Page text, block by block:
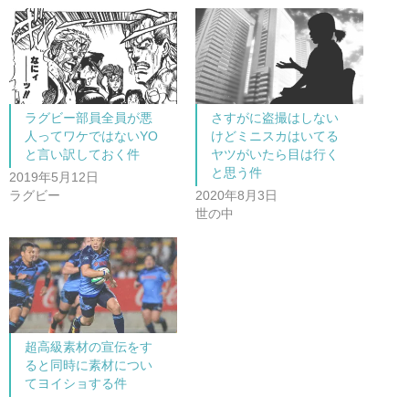
て
T
w
i
t
t
で
共
有
新
し
い
ウ
ィ
ン
開
き
ま
す
)
o
o
k
で
共
有
す
る
に
は
ク
リ
ッ
ク
し
て
く
新
し
い
ウ
ィ
ン
ド
ウ
で
開
き
ま
す
)
ラグビー部員全員が悪
人ってワケではないYO
と言い訳しておく件
2019年5月12日
ラグビー
さすがに盗撮はしない
けどミニスカはいてる
ヤツがいたら目は行く
と思う件
2020年8月3日
世の中
超高級素材の宣伝をす
ると同時に素材につい
てヨイショする件